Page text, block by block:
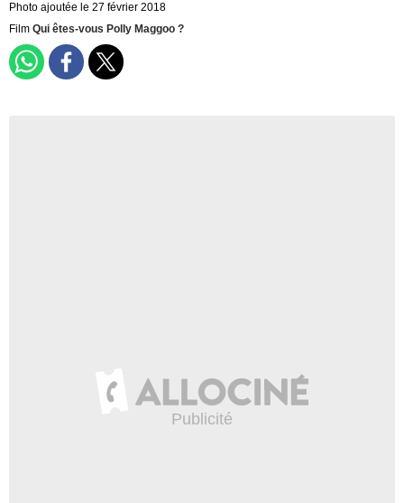
Photo ajoutée le 27 février 2018
Film Qui êtes-vous Polly Maggoo ?